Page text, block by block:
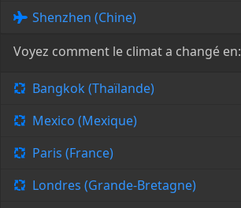
Shenzhen (Chine)
Voyez comment le climat a changé en:
Bangkok (Thaïlande)
Mexico (Mexique)
Paris (France)
Londres (Grande-Bretagne)